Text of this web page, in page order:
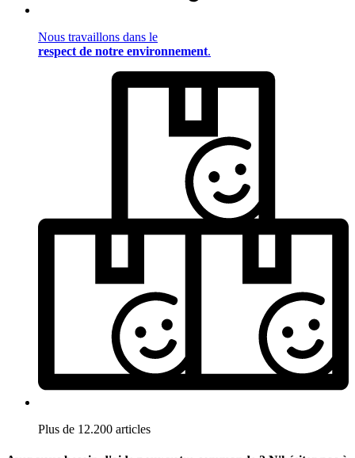
Nous travaillons dans le
respect de notre environnement.
Plus de 12.200 articles